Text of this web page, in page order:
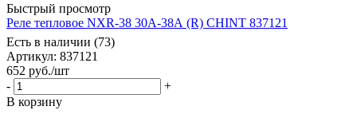
Быстрый просмотр
Реле тепловое NXR-38 30А-38А (R) CHINT 837121
Есть в наличии (73)
Артикул: 837121
652 руб./шт
-
+
В корзину